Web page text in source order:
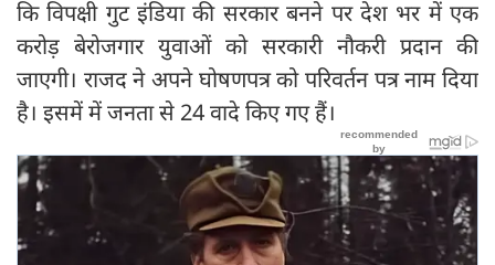
कि विपक्षी गुट इंडिया की सरकार बनने पर देश भर में एक
करोड़ बेरोजगार युवाओं को सरकारी नौकरी प्रदान की
जाएगी। राजद ने अपने घोषणपत्र को परिवर्तन पत्र नाम दिया
है। इसमें में जनता से 24 वादे किए गए हैं।